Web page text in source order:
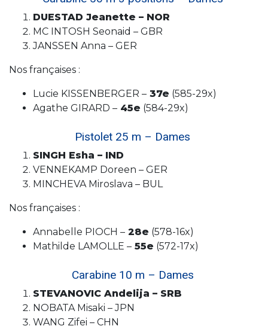
DUESTAD Jeanette – NOR
MC INTOSH Seonaid – GBR
JANSSEN Anna – GER
Nos françaises :
Lucie KISSENBERGER – 37e (585-29x)
Agathe GIRARD – 45e (584-29x)
Pistolet 25 m – Dames
SINGH Esha – IND
VENNEKAMP Doreen – GER
MINCHEVA Miroslava – BUL
Nos françaises :
Annabelle PIOCH – 28e (578-16x)
Mathilde LAMOLLE – 55e (572-17x)
Carabine 10 m – Dames
STEVANOVIC Andelija – SRB
NOBATA Misaki – JPN
WANG Zifei – CHN